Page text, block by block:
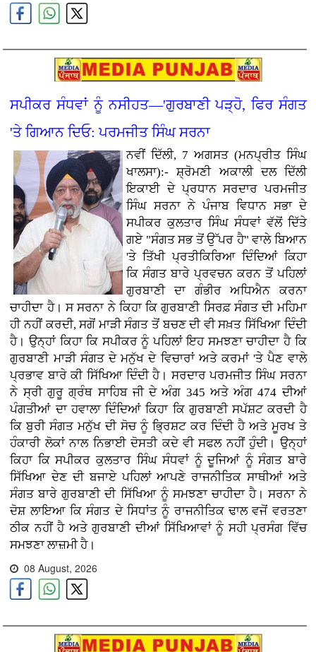
ਸਪੀਕਰ ਸੰਧਵਾਂ ਨੂੰ ਨਸੀਹਤ—'ਗੁਰਬਾਣੀ ਪੜ੍ਹੋ, ਫਿਰ ਸੰਗਤ
'ਤੇ ਗਿਆਨ ਦਿਓ: ਪਰਮਜੀਤ ਸਿੰਘ ਸਰਨਾ
ਨਵੀਂ ਦਿੱਲੀ, 7 ਅਗਸਤ (ਮਨਪ੍ਰੀਤ ਸਿੰਘ
ਖਾਲਸਾ):- ਸ਼੍ਰੋਮਣੀ ਅਕਾਲੀ ਦਲ ਦਿੱਲੀ
ਇਕਾਈ ਦੇ ਪ੍ਰਧਾਨ ਸਰਦਾਰ ਪਰਮਜੀਤ
ਸਿੰਘ ਸਰਨਾ ਨੇ ਪੰਜਾਬ ਵਿਧਾਨ ਸਭਾ ਦੇ
ਸਪੀਕਰ ਕੁਲਤਾਰ ਸਿੰਘ ਸੰਧਵਾਂ ਵੱਲੋਂ ਦਿੱਤੇ
ਗਏ "ਸੰਗਤ ਸਭ ਤੋਂ ਉੱਪਰ ਹੈ" ਵਾਲੇ ਬਿਆਨ
'ਤੇ ਤਿੱਖੀ ਪ੍ਰਤੀਕਿਰਿਆ ਦਿੰਦਿਆਂ ਕਿਹਾ
ਕਿ ਸੰਗਤ ਬਾਰੇ ਪ੍ਰਵਚਨ ਕਰਨ ਤੋਂ ਪਹਿਲਾਂ
ਗੁਰਬਾਣੀ ਦਾ ਗੰਭੀਰ ਅਧਿਐਨ ਕਰਨਾ
ਚਾਹੀਦਾ ਹੈ। ਸ ਸਰਨਾ ਨੇ ਕਿਹਾ ਕਿ ਗੁਰਬਾਣੀ ਸਿਰਫ਼ ਸੰਗਤ ਦੀ ਮਹਿਮਾ
ਹੀ ਨਹੀਂ ਕਰਦੀ, ਸਗੋਂ ਮਾੜੀ ਸੰਗਤ ਤੋਂ ਬਚਣ ਦੀ ਵੀ ਸਖ਼ਤ ਸਿੱਖਿਆ ਦਿੰਦੀ
ਹੈ। ਉਨ੍ਹਾਂ ਕਿਹਾ ਕਿ ਸਪੀਕਰ ਨੂੰ ਪਹਿਲਾਂ ਇਹ ਸਮਝਣਾ ਚਾਹੀਦਾ ਹੈ ਕਿ
ਗੁਰਬਾਣੀ ਮਾੜੀ ਸੰਗਤ ਦੇ ਮਨੁੱਖ ਦੇ ਵਿਚਾਰਾਂ ਅਤੇ ਕਰਮਾਂ 'ਤੇ ਪੈਣ ਵਾਲੇ
ਪ੍ਰਭਾਵ ਬਾਰੇ ਕੀ ਸਿੱਖਿਆ ਦਿੰਦੀ ਹੈ। ਸਰਦਾਰ ਪਰਮਜੀਤ ਸਿੰਘ ਸਰਨਾ
ਨੇ ਸ੍ਰੀ ਗੁਰੂ ਗ੍ਰੰਥ ਸਾਹਿਬ ਜੀ ਦੇ ਅੰਗ 345 ਅਤੇ ਅੰਗ 474 ਦੀਆਂ
ਪੰਗਤੀਆਂ ਦਾ ਹਵਾਲਾ ਦਿੰਦਿਆਂ ਕਿਹਾ ਕਿ ਗੁਰਬਾਣੀ ਸਪੱਸ਼ਟ ਕਰਦੀ ਹੈ
ਕਿ ਬੁਰੀ ਸੰਗਤ ਮਨੁੱਖ ਦੀ ਸੋਚ ਨੂੰ ਭ੍ਰਿਸ਼ਟ ਕਰ ਦਿੰਦੀ ਹੈ ਅਤੇ ਮੂਰਖ ਤੇ
ਹੰਕਾਰੀ ਲੋਕਾਂ ਨਾਲ ਨਿਭਾਈ ਦੋਸਤੀ ਕਦੇ ਵੀ ਸਫਲ ਨਹੀਂ ਹੁੰਦੀ। ਉਨ੍ਹਾਂ
ਕਿਹਾ ਕਿ ਸਪੀਕਰ ਕੁਲਤਾਰ ਸਿੰਘ ਸੰਧਵਾਂ ਨੂੰ ਦੂਜਿਆਂ ਨੂੰ ਸੰਗਤ ਬਾਰੇ
ਸਿੱਖਿਆ ਦੇਣ ਦੀ ਬਜਾਏ ਪਹਿਲਾਂ ਆਪਣੇ ਰਾਜਨੀਤਿਕ ਸਾਥੀਆਂ ਅਤੇ
ਸੰਗਤ ਬਾਰੇ ਗੁਰਬਾਣੀ ਦੀ ਸਿੱਖਿਆ ਨੂੰ ਸਮਝਣਾ ਚਾਹੀਦਾ ਹੈ। ਸਰਨਾ ਨੇ
ਦੋਸ਼ ਲਾਇਆ ਕਿ ਸੰਗਤ ਦੇ ਸਿਧਾਂਤ ਨੂੰ ਰਾਜਨੀਤਿਕ ਢਾਲ ਵਜੋਂ ਵਰਤਣਾ
ਠੀਕ ਨਹੀਂ ਹੈ ਅਤੇ ਗੁਰਬਾਣੀ ਦੀਆਂ ਸਿੱਖਿਆਵਾਂ ਨੂੰ ਸਹੀ ਪ੍ਰਸੰਗ ਵਿੱਚ
ਸਮਝਣਾ ਲਾਜ਼ਮੀ ਹੈ।
08 August, 2026